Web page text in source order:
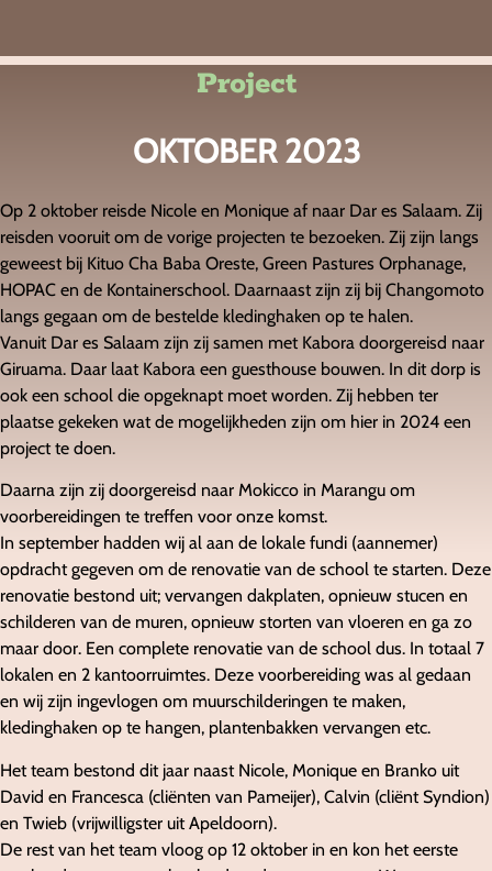
Project
OKTOBER 2023
Op 2 oktober reisde Nicole en Monique af naar Dar es Salaam. Zij
reisden vooruit om de vorige projecten te bezoeken. Zij zijn langs
geweest bij Kituo Cha Baba Oreste, Green Pastures Orphanage,
HOPAC en de Kontainerschool. Daarnaast zijn zij bij Changomoto
langs gegaan om de bestelde kledinghaken op te halen.
Vanuit Dar es Salaam zijn zij samen met Kabora doorgereisd naar
Giruama. Daar laat Kabora een guesthouse bouwen. In dit dorp is
ook een school die opgeknapt moet worden. Zij hebben ter
plaatse gekeken wat de mogelijkheden zijn om hier in 2024 een
project te doen.
Daarna zijn zij doorgereisd naar Mokicco in Marangu om
voorbereidingen te treffen voor onze komst.
In september hadden wij al aan de lokale fundi (aannemer)
opdracht gegeven om de renovatie van de school te starten. Deze
renovatie bestond uit; vervangen dakplaten, opnieuw stucen en
schilderen van de muren, opnieuw storten van vloeren en ga zo
maar door. Een complete renovatie van de school dus. In totaal 7
lokalen en 2 kantoorruimtes. Deze voorbereiding was al gedaan
en wij zijn ingevlogen om muurschilderingen te maken,
kledinghaken op te hangen, plantenbakken vervangen etc.
Het team bestond dit jaar naast Nicole, Monique en Branko uit
David en Francesca (cliënten van Pameijer), Calvin (cliënt Syndion)
en Twieb (vrijwilligster uit Apeldoorn).
De rest van het team vloog op 12 oktober in en kon het eerste